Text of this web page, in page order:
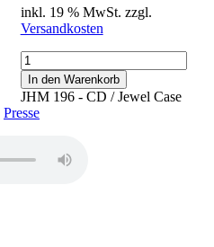
inkl. 19 % MwSt. zzgl.
Versandkosten
un
amour
fou
Menge
In den Warenkorb
JHM 196 - CD / Jewel Case
Presse